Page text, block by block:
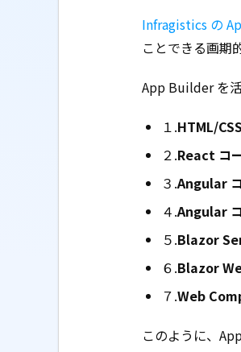
Infragistics の
ことできる画期
App Builder を
１.HTML/
２.React コ
３.Angular
４.Angular
５.Blazor
６.Blazor
７.Web
このように、